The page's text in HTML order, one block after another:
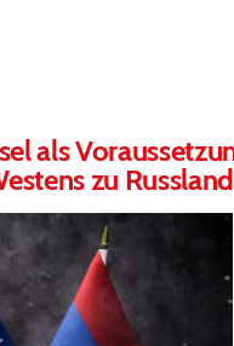
als
zu Russland